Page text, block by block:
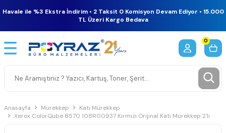
Havale ile %3 Ekstra İndirim • 2 Taksit 0 Komisyon Devam Ediyor • 15.000
TL Üzeri Kargo Bedava
0
Anasayfa Mürekkep
Katı Mürekkep
Xerox ColorQube 8570 108R00937 Kırmızı Orijinal Katı Mürekkep 2'li